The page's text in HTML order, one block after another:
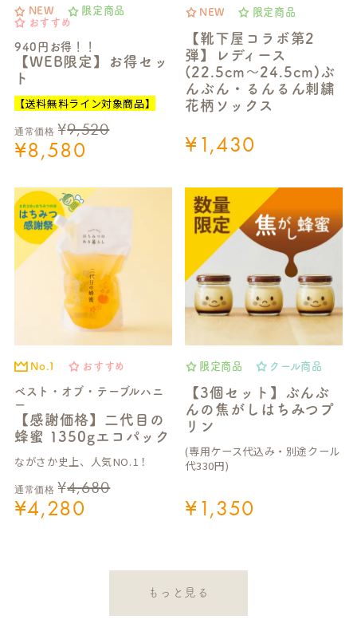
NEW
限定商品
おすすめ
940円お得！！
【WEB限定】お得セッ
ト
【送料無料ライン対象商品】
通常価格 ¥9,520
¥8,580
NEW 限定商品
【靴下屋コラボ第2
弾】レディース
(22.5cm～24.5cm)ぶ
んぶん・るんるん刺繍
花柄ソックス
¥1,430
No.1 おすすめ
ベスト・オブ・テーブルハニ
ー
【感謝価格】二代目の
蜂蜜 1350gエコパック
ながさか史上、人気NO.1！
通常価格 ¥4,680
¥4,280
限定商品 クール商品
【3個セット】ぶんぶ
んの焦がしはちみつプ
リン
(専用ケース代込み・別途クール
代330円)
¥1,350
もっと見る